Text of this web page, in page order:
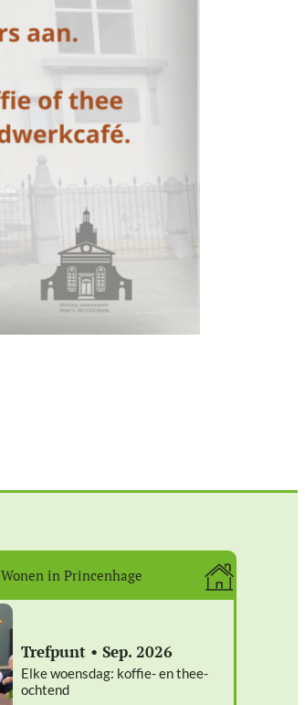
Wonen in Princenhage
Trefpunt • Sep. 2026
Elke woensdag: koffie- en thee-
ochtend